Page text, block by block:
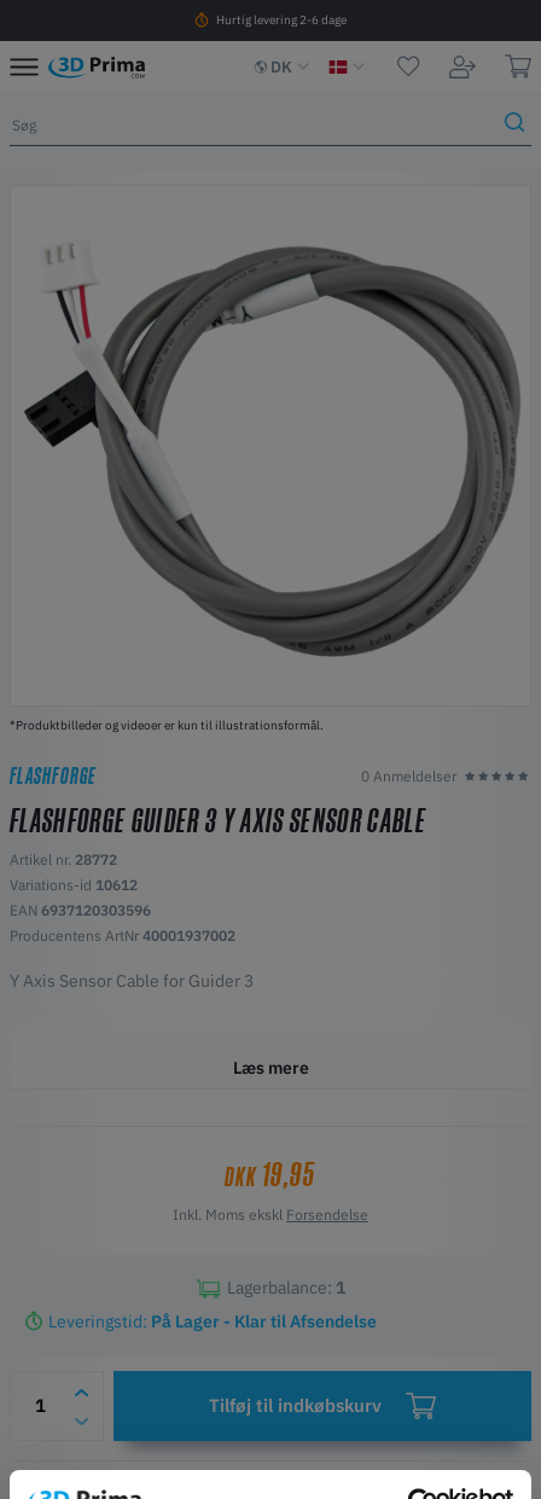
Hurtig levering 2-6 dage
DK
*Produktbilleder og videoer er kun til illustrationsformål.
FLASHFORGE 0 Anmeldelser
FLASHFORGE GUIDER 3 Y AXIS SENSOR CABLE
Artikel nr. 28772
Variations-id 10612
EAN 6937120303596
Producentens ArtNr 40001937002
Y Axis Sensor Cable for Guider 3
Læs mere
DKK19,95
Inkl. Moms ekskl Forsendelse
Lagerbalance: 1
Leveringstid: På Lager - Klar til Afsendelse
Tilføj til indkøbskurv